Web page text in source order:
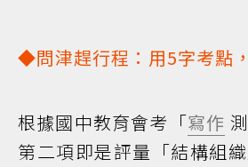
◆問津趕行程：用5字考點
根據國中教育會考「寫作
第二項即是評量「結構組